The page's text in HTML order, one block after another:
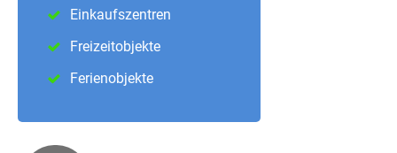
Einkaufszentren
Freizeitobjekte
Ferienobjekte